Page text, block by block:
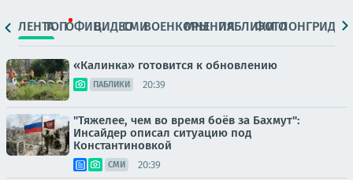
ЛЕНТАТОПОФИЦ.ВИДЕОСМИВОЕНКОРЫМНЕНИЯПАБЛИКИ
ФОТОЛОНГРИДЫ
«Калинка» готовится к обновлению
ПАБЛИКИ 20:39
"Тяжелее, чем во время боёв за Бахмут":
Инсайдер описал ситуацию под
Константиновкой
СМИ 20:39